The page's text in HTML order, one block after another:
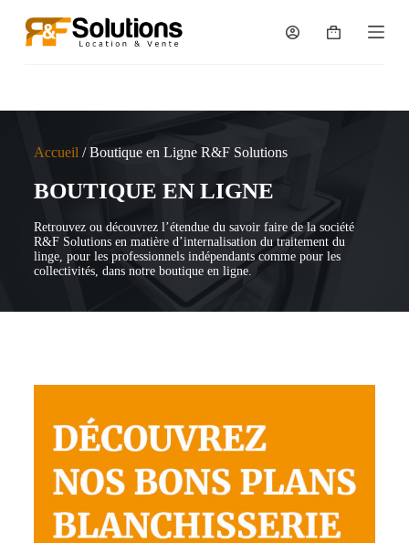
a
Accueil / Boutique en Ligne R&F Solutions
BOUTIQUE EN LIGNE
Retrouvez ou découvrez l’étendue du savoir faire de la société
R&F Solutions en matière d’internalisation du traitement du
linge, pour les professionnels indépendants comme pour les
collectivités, dans notre boutique en ligne.